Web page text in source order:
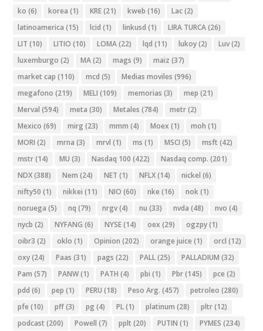
ko (6) korea (1) KRE(21) kweb (16) Lac(2)
latinoamerica (15) lcid (1) linkusd (1) LIRA TURCA(26)
LIT (10) LITIO (10) LOMA(22) lqd (11) lukoy(2) Luv(2)
luxemburgo (2) MA(2) mags (9) maiz (37)
market cap (110) mcd (5) Medias moviles (996)
megafono (219) MELI (109) memorias (3) mep (21)
Merval (594) meta (30) Metales (784) metr(2)
Mexico (69) mirg (23) mmm (4) Moex (1) moh (1)
MORI (2) mrna (3) mrvl (1) ms (1) MSCI (5) msft (42)
mstr(14) MU (3) Nasdaq 100 (422) Nasdaq comp. (201)
NDX(388) Nem (24) NET (1) NFLX(14) nickel (6)
nifty50 (1) nikkei (11) NIO (60) nke (16) nok(1)
noruega (5) nq (79) nrgv(4) nu (33) nvda (48) nvo (4)
nycb (2) NYFANG (6) NYSE(14) oex (29) ogzpy(1)
oibr3 (2) oklo (1) Opinion (202) orange juice (1) orcl (12)
oxy(24) Paas (31) pags (22) PALL(25) PALLADIUM (32)
Pam (57) PANW(1) PATH (4) pbi (1) Pbr(145) pce (2)
pdd (6) pep (1) PERU (18) Peso Arg. (457) petroleo (280)
pfe (10) pff(3) pg (4) PL(1) platinum (28) pltr(12)
podcast (200) Powell (7) pplt (20) PUTIN (1) PYMES (234)